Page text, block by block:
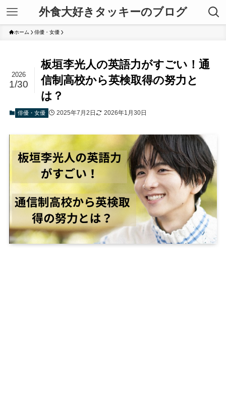
外食大好きタッキーのブログ
ホーム 俳優・女優
板垣李光人の英語力がすごい！通
信制高校から英検取得の努力と
は？
2026
1/30
俳優・女優 2025年7月2日 2026年1月30日